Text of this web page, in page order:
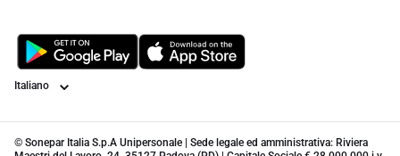
Lingua
© Sonepar Italia S.p.A Unipersonale | Sede legale ed amministrativa: Riviera